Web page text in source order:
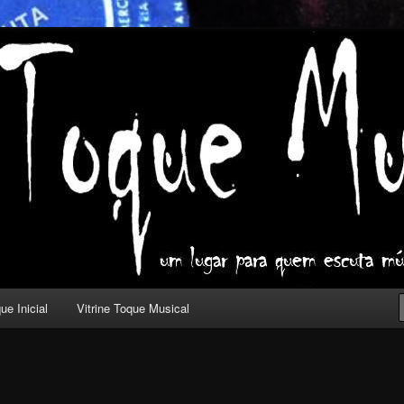
com outros olhos.
Inicial Vitrine Toque Musical